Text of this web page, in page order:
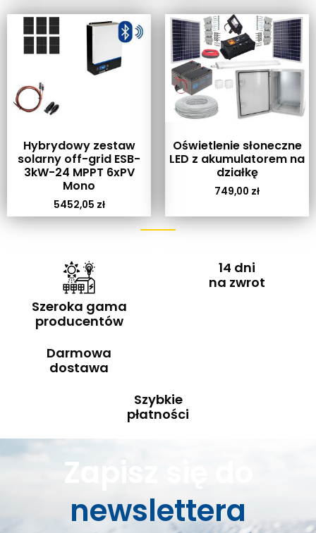
Hybrydowy zestaw
solarny off-grid ESB-
3kW-24 MPPT 6xPV
Mono
5452,05 zł
Oświetlenie słoneczne
LED z akumulatorem na
działkę
749,00 zł
Szeroka gama
producentów
14 dni
na zwrot
Darmowa
dostawa
Szybkie
płatności
Zapisz się do
newslettera